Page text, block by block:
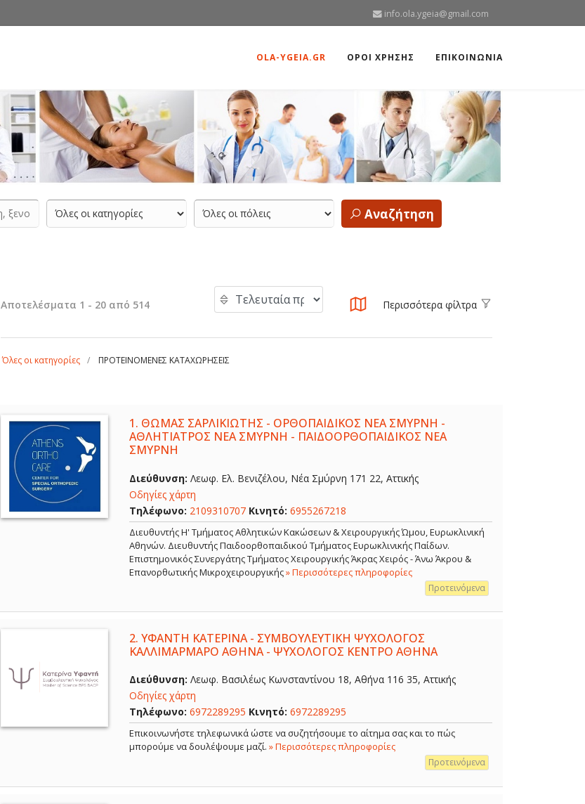
info.ola.ygeia@gmail.com
OLA-YGEIA.GR ΟΡΟΙ ΧΡΗΣΗΣ ΕΠΙΚΟΙΝΩΝΙΑ
Αναζήτηση
Αποτελέσματα 1 - 20 από 514 Περισσότερα φίλτρα
Όλες οι κατηγορίες ΠΡΟΤΕΙΝΟΜΕΝΕΣ ΚΑΤΑΧΩΡΗΣΕΙΣ
1. ΘΩΜΑΣ ΣΑΡΛΙΚΙΩΤΗΣ - ΟΡΘΟΠΑΙΔΙΚΟΣ ΝΕΑ ΣΜΥΡΝΗ -
ΑΘΛΗΤΙΑΤΡΟΣ ΝΕΑ ΣΜΥΡΝΗ - ΠΑΙΔΟΟΡΘΟΠΑΙΔΙΚΟΣ ΝΕΑ
ΣΜΥΡΝΗ
Διεύθυνση: Λεωφ. Ελ. Βενιζέλου, Νέα Σμύρνη 171 22, Αττικής
Οδηγίες χάρτη
Τηλέφωνο: 2109310707 Κινητό: 6955267218
Διευθυντής Η' Τμήματος Αθλητικών Κακώσεων & Χειρουργικής Ώμου, Ευρωκλινική
Αθηνών. Διευθυντής Παιδοορθοπαιδικού Τμήματος Ευρωκλινικής Παίδων.
Επιστημονικός Συνεργάτης Τμήματος Χειρουργικής Άκρας Χειρός - Άνω Άκρου &
Επανορθωτικής Μικροχειρουργικής» Περισσότερες πληροφορίες
Προτεινόμενα
2. ΥΦΑΝΤΗ ΚΑΤΕΡΙΝΑ - ΣΥΜΒΟΥΛΕΥΤΙΚΗ ΨΥΧΟΛΟΓΟΣ
ΚΑΛΛΙΜΑΡΜΑΡΟ ΑΘΗΝΑ - ΨΥΧΟΛΟΓΟΣ ΚΕΝΤΡΟ ΑΘΗΝΑ
Διεύθυνση: Λεωφ. Βασιλέως Κωνσταντίνου 18, Αθήνα 116 35, Αττικής
Οδηγίες χάρτη
Τηλέφωνο: 6972289295 Κινητό: 6972289295
Επικοινωνήστε τηλεφωνικά ώστε να συζητήσουμε το αίτημα σας και το πώς
μπορούμε να δουλέψουμε μαζί. » Περισσότερες πληροφορίες
Προτεινόμενα